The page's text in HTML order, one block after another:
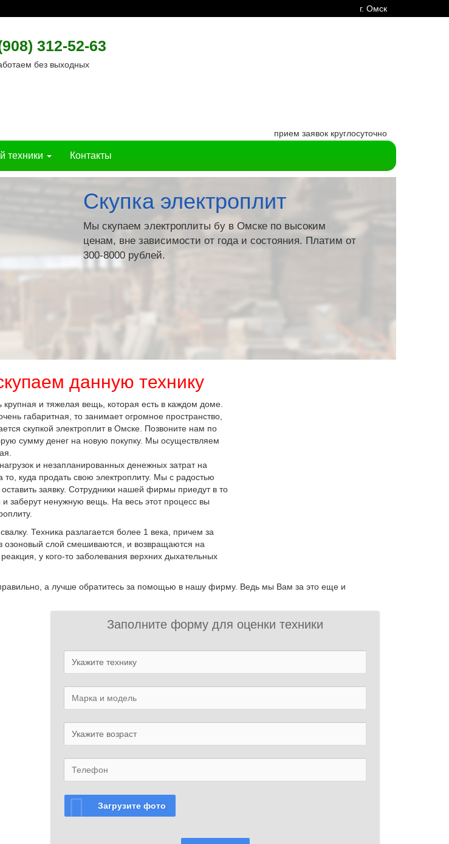
г. Омск
312-52-63
без выходных
прием заявок круглосуточно
техники Контакты
Скупка электроплит
Мы скупаем электроплиты бу в Омске по высоким
ценам, вне зависимости от года и состояния. Платим от
300-8000 рублей.
данную технику
и тяжелая вещь, которая есть в каждом доме.
габаритная, то занимает огромное пространство,
скупкой электроплит в Омске. Позвоните нам по
сумму денег на новую покупку. Мы осуществляем
и незапланированных денежных затрат на
то, куда продать свою электроплиту. Мы с радостью
заявку. Сотрудники нашей фирмы приедут в то
заберут ненужную вещь. На весь этот процесс вы
Техника разлагается более 1 века, причем за
озоновый слой смешиваются, и возвращаются на
у кого-то заболевания верхних дыхательных
правильно, а лучше обратитесь за помощью в нашу фирму. Ведь мы Вам за это еще и
Заполните форму для оценки техники
Загрузите фото